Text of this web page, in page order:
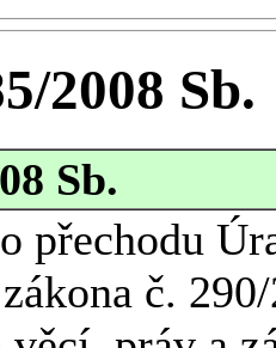
2008 Sb.
Sb.
přechodu
č.